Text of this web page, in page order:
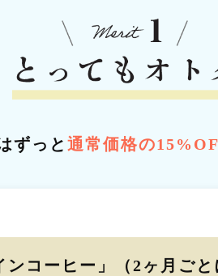
ずっと 通常価格の
コーヒー」 （2ヶ月ご